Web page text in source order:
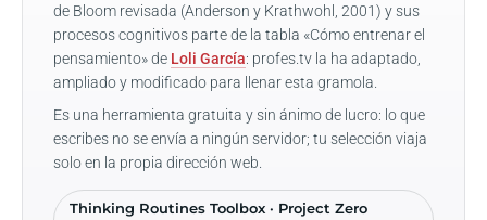
de Bloom revisada (Anderson y Krathwohl, 2001) y sus
procesos cognitivos parte de la tabla «Cómo entrenar el
pensamiento» de Loli García: profes.tv la ha adaptado,
ampliado y modificado para llenar esta gramola.
Es una herramienta gratuita y sin ánimo de lucro: lo que
escribes no se envía a ningún servidor; tu selección viaja
solo en la propia dirección web.
Thinking Routines Toolbox · Project Zero